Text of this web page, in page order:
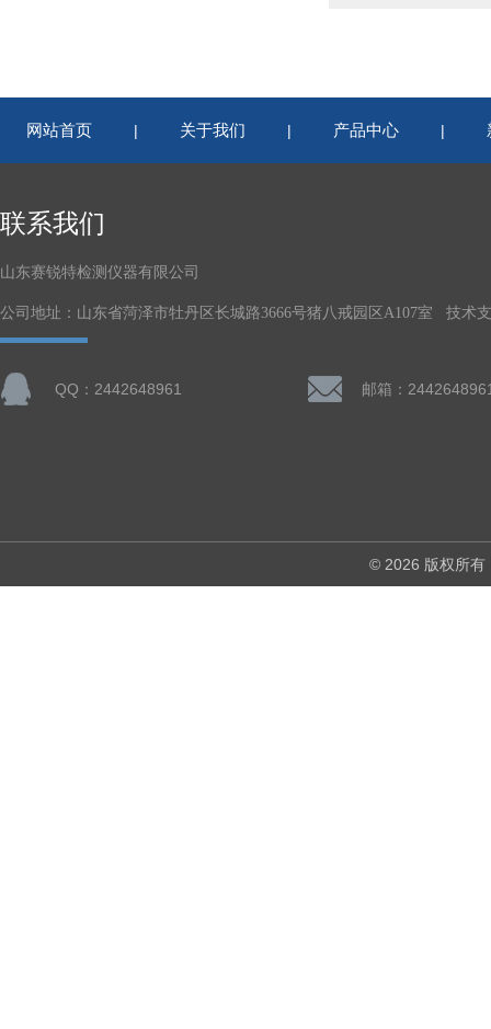
网站首页 | 关于我们 | 产品中心 |
联系我们
山东赛锐特检测仪器有限公司
公司地址：山东省菏泽市牡丹区长城路3666号猪八戒园区A107室 技术
QQ：2442648961 邮箱：
© 2026 版权所